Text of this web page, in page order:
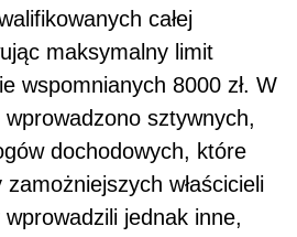
całej
maksymalny limit
wspomnianych 8000 zł. W
sztywnych,
dochodowych, które
zamożniejszych właścicieli
jednak inne,